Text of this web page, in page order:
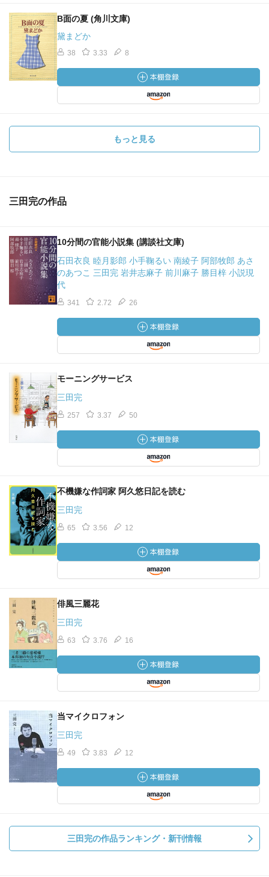
B面の夏 (角川文庫)
黛まどか
38 3.33 8
もっと見る
三田完の作品
10分間の官能小説集 (講談社文庫)
石田衣良 睦月影郎 小手鞠るい 南綾子 阿部牧郎 あさ
のあつこ 三田完 岩井志麻子 前川麻子 勝目梓 小説現
代
341 2.72 26
モーニングサービス
三田完
257 3.37 50
不機嫌な作詞家 阿久悠日記を読む
三田完
65 3.56 12
俳風三麗花
三田完
63 3.76 16
当マイクロフォン
三田完
49 3.83 12
三田完の作品ランキング・新刊情報